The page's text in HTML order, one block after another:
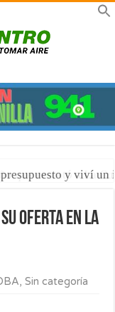
y viví
su oferta en la
,Sin categoría